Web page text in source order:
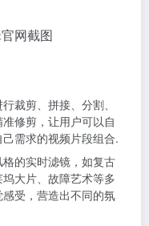
网截图
裁剪、拼接、分割、
修剪，让用户可以自
需求的视频片段组合.
格的实时滤镜，如复古
大片、故障艺术等多
受，营造出不同的氛